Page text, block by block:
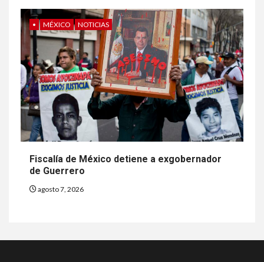
• MÉXICO NOTICIAS
Fiscalía de México detiene a exgobernador
de Guerrero
agosto 7, 2026